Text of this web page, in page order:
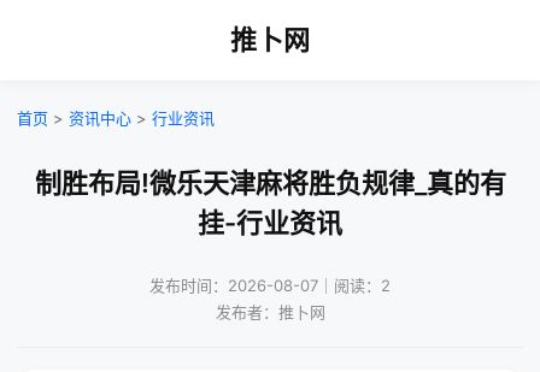
推卜网
首页 > 资讯中心 > 行业资讯
制胜布局!微乐天津麻将胜负规律_真的有
挂-行业资讯
发布时间：2026-08-07｜阅读：2
发布者：推卜网